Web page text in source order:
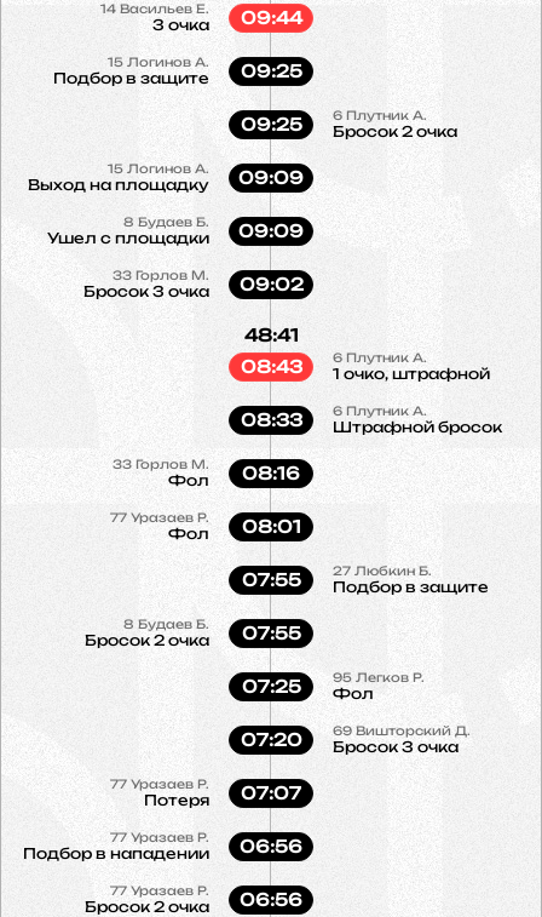
14 Васильев Е.
3 очка
09:44
15 Логинов А.
Подбор в защите 09:25
6 Плутник А.
Бросок 2 очка
09:25
15 Логинов А.
Выход на площадку 09:09
8 Будаев Б.
Ушел с площадки 09:09
33 Горлов М.
Бросок 3 очка 09:02
6 Плутник А.
1 очко, штрафной
48:41
08:43
6 Плутник А.
Штрафной бросок
08:33
33 Горлов М.
Фол 08:16
77 Уразаев Р.
Фол 08:01
27 Любкин Б.
Подбор в защите
07:55
8 Будаев Б.
Бросок 2 очка 07:55
95 Легков Р.
Фол
07:25
69Вишторский Д.
Бросок 3 очка
07:20
77 Уразаев Р.
Потеря 07:07
77Уразаев Р.
Подбор в нападении 06:56
77 Уразаев Р.
Бросок 2 очка 06:56